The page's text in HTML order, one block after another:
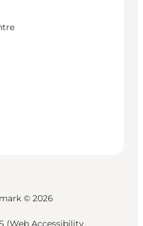
© 2026
(Web Accessibility